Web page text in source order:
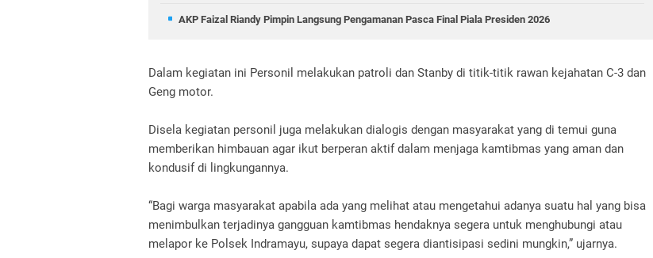
AKP Faizal Riandy Pimpin Langsung Pengamanan Pasca Final Piala Presiden 2026
Dalam kegiatan ini Personil melakukan patroli dan Stanby di titik-titik rawan kejahatan C-3 dan
Geng motor.
Disela kegiatan personil juga melakukan dialogis dengan masyarakat yang di temui guna
memberikan himbauan agar ikut berperan aktif dalam menjaga kamtibmas yang aman dan
kondusif di lingkungannya.
“Bagi warga masyarakat apabila ada yang melihat atau mengetahui adanya suatu hal yang bisa
menimbulkan terjadinya gangguan kamtibmas hendaknya segera untuk menghubungi atau
melapor ke Polsek Indramayu, supaya dapat segera diantisipasi sedini mungkin,” ujarnya.